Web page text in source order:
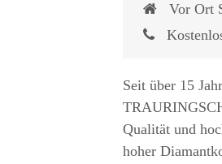
Vor Ort
Seit über 15
Qualität und
hoher